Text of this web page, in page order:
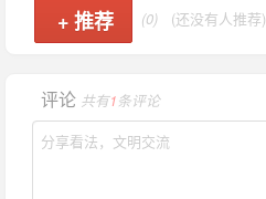
+ 推荐 (0) (还没有人推荐)
评论 共有1条评论